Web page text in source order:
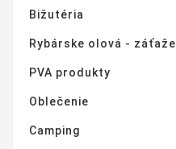
Bižutéria
Rybárske olová - záťaže
PVA produkty
Oblečenie
Camping